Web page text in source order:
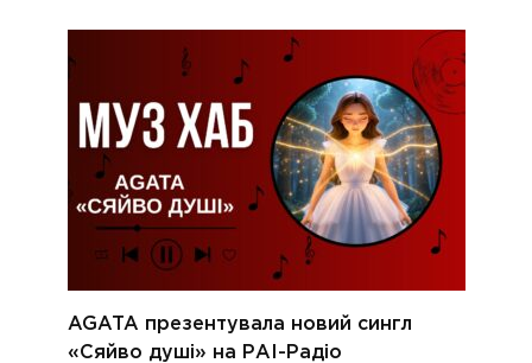
AGATA презентувала новий сингл
«Сяйво душі» на РАІ-Радіо